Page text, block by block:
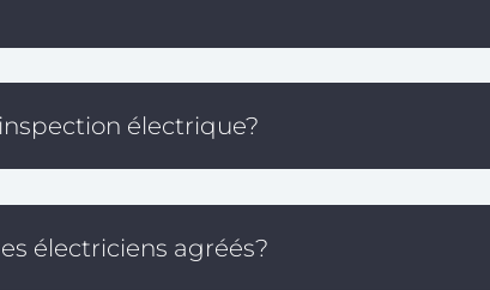
électrique?
électriciens agréés?